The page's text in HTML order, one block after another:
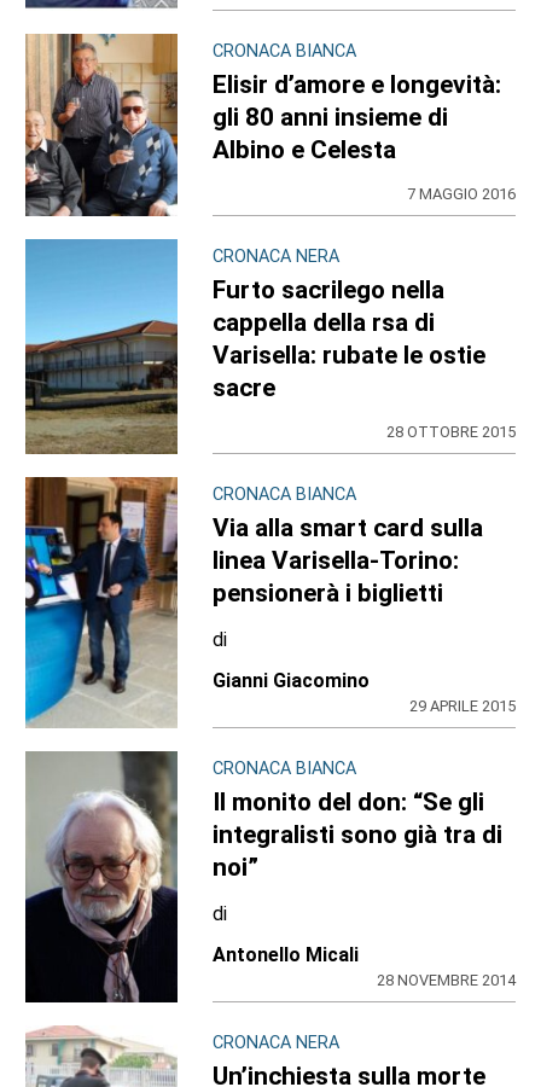
CRONACA BIANCA
Elisir d’amore e longevità:
gli 80 anni insieme di
Albino e Celesta
7 MAGGIO 2016
CRONACA NERA
Furto sacrilego nella
cappella della rsa di
Varisella: rubate le ostie
sacre
28 OTTOBRE 2015
CRONACA BIANCA
Via alla smart card sulla
linea Varisella-Torino:
pensionerà i biglietti
di
Gianni Giacomino
29 APRILE 2015
CRONACA BIANCA
Il monito del don: “Se gli
integralisti sono già tra di
noi”
di
Antonello Micali
28 NOVEMBRE 2014
CRONACA NERA
Un’inchiesta sulla morte